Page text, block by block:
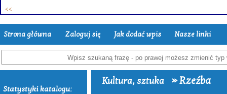
Strona główna Zaloguj się Jak dodać wpis Nasze linki
Statystyki katalogu:
Kultura, sztuka » Rzeźba